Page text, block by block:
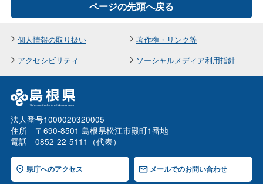
ページの先頭へ戻る
個人情報の取り扱い
著作権・リンク等
アクセシビリティ
ソーシャルメディア利用指針
法人番号1000020320005
住所 〒690-8501 島根県松江市殿町1番地
電話 0852-22-5111（代表）
県庁へのアクセス メールでのお問い合わせ